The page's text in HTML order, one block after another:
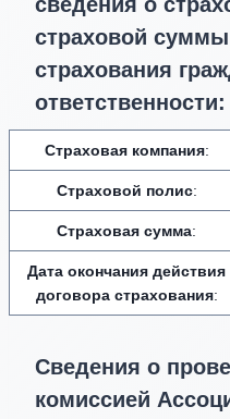
страховой
страхования
ответственности:
Страховая компания:
Страховой полис:
Страховая сумма:
Дата окончания действия
договора страхования:
Сведения о
комиссией